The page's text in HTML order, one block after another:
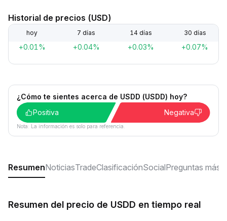
Historial de precios (USD)
hoy 7 días 14 días 30 días
+0.01% +0.04% +0.03% +0.07%
¿Cómo te sientes acerca de USDD (USDD) hoy?
Positiva
Negativa
Nota: La información es solo para referencia.
ResumenNoticiasTradeClasificaciónSocialPreguntas más
Resumen del precio de USDD en tiempo real